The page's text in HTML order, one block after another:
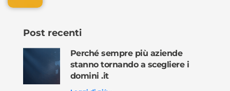
Post recenti
Perché sempre più aziende
stanno tornando a scegliere i
domini .it